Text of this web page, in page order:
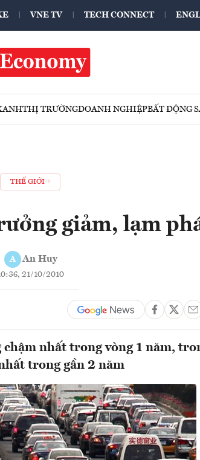
VNE TV TECH CONNECT
THỊ TRƯỜNGDOANH NGHIỆPBẤT ĐỘNG
THẾ GIỚI
giảm, lạm
A An Huy
21/10/2010
nhất trong vòng 1 năm,
trong gần 2 năm